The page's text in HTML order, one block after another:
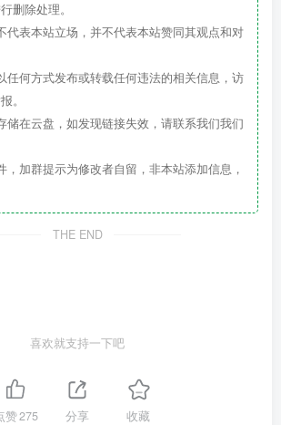
删除处理。
代表本站立场，并不代表本站赞同其观点和对
任何方式发布或转载任何违法的相关信息，访
。
储在云盘，如发现链接失效，请联系我们我们
，加群提示为修改者自留，非本站添加信息，
THE END
喜欢就支持一下吧
赞275 分享 收藏